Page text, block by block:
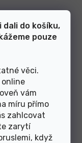
dali do košíku,
pouze
věci.
online
vám
míru přímo
zahlcovat
zarytí
když
7 989 Kč
Nitro Team Pro
25/26